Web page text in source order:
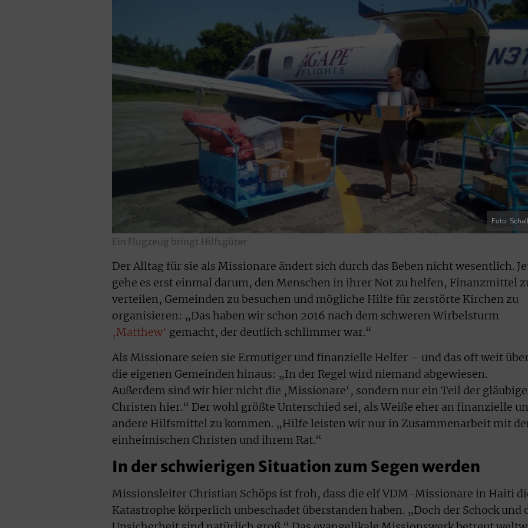
Foto:
Ein Flugzeug bringt Hilfsgüter
Der Alltag für sie als Missionare ändert sich durch das Beben nicht wesentlich.
gehe es erst einmal darum, den Menschen in ihrer Not zu helfen, Finanzmittel
verteilen, Gemeinden zu besuchen und mögliche Hilfe für zerstörte Kirchen zu
organisieren: „Das haben wir schon 2016 nach dem schweren Wirbelsturm
‚Matthew‘ gemacht, der deutlich schlimmer war.“
Als Missionare seien sie Ermutiger und finanzielle Helfer – und das oft weit
die eigenen Gemeinden hinaus: „In der Regel wird niemand abgewiesen.
Außerdem sind wir hier nicht die ‚Missionare‘, sondern nur ein Teil der
Christen hier.“ Der wohl größte Unterschied sei, als Weiße eher an finanzielle
andere Hilfsmittel zu kommen. „Hilfe leisten wir nur in Zusammenarbeit mit
einheimischen Christen und ihrem Rat.“
In der schwierigen Situation zum Segen werden
Missionsleiter Christian Schöps ist froh, dass die elf VDM-Missionare in Haiti
Katastrophe körperlich unbeschadet überstanden haben. „Doch der Schock und